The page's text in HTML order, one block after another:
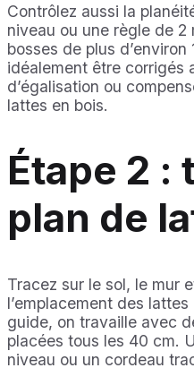
Contrôlez aussi la
niveau ou une règle de 2
bosses de plus d’environ
idéalement être corrigés
d’égalisation ou
lattes en bois.
Étape 2 :
plan de
Tracez sur le sol, le mur
l’emplacement des
guide, on travaille avec
placées tous les 40 cm.
niveau ou un cordeau